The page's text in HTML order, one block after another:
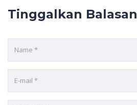
Tinggalkan Balasan